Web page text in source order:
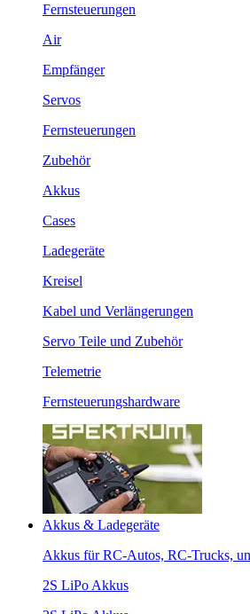
Fernsteuerungen
Air
Empfänger
Servos
Fernsteuerungen
Zubehör
Akkus
Cases
Ladegeräte
Kreisel
Kabel und Verlängerungen
Servo Teile und Zubehör
Telemetrie
Fernsteuerungshardware
Akkus & Ladegeräte
Akkus für RC-Autos, RC-Trucks,
2S LiPo Akkus